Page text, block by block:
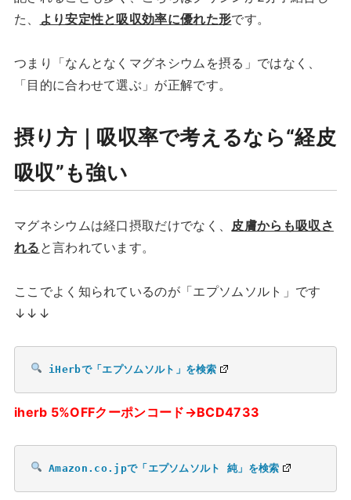
た、
より安定性と吸収効率に優れた形です。
つまり「なんとなくマグネシウムを摂る」ではなく、
「目的に合わせて選ぶ」が正解です。
摂り方｜吸収率で考えるなら“経皮
吸収”も強い
マグネシウムは経口摂取だけでなく、 皮膚からも吸収さ
れる と言われています。
ここでよく知られているのが「エプソムソルト」です
↓↓↓
iHerbで「エプソムソルト」を検索
iherb 5%OFFクーポンコード→BCD4733
Amazon.co.jpで「エプソムソルト 純」を検索